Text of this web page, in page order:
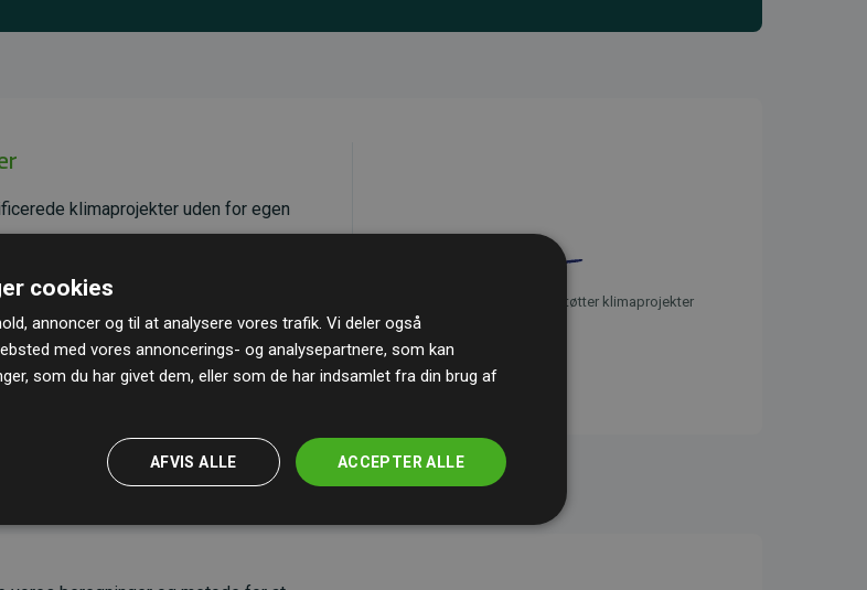
klimaprojekter uden for egen
i gennemsnit svarer til dobbelt så
ordning, der sikrer høj kvalitet
de konkrete projekter her.
initiativet Websites, der støtter klimaprojekter
cookies
annoncer og til at analysere vores trafik. Vi deler også
med vores annoncerings- og analysepartnere, som kan
som du har givet dem, eller som de har indsamlet fra din brug af
ACCEPTER ALLE
AFVIS ALLE